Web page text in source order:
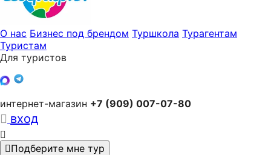
О нас Бизнес под брендом Туршкола Турагентам
Туристам
Для туристов
интернет-магазин +7 (909) 007-07-80
вход
Подберите мне тур